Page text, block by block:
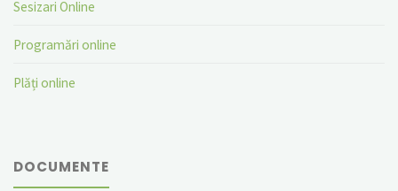
Sesizari Online
Programări online
Plăți online
DOCUMENTE